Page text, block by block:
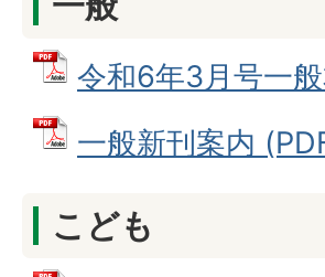
令和6年3月号一
一般新刊案内
こども